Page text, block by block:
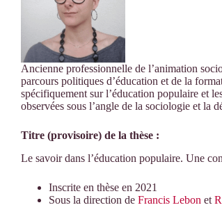
Ancienne professionnelle de l’animation
parcours politiques d’éducation et de la
spécifiquement sur l’éducation populaire et
observées sous l’angle de la sociologie et la
Titre (provisoire) de la thèse :
Le savoir dans l’éducation populaire. Une
Inscrite en thèse en 2021
Sous la direction de Francis Lebon et